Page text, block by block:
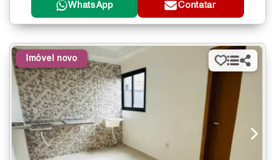
WhatsApp Contatar
Imóvel novo